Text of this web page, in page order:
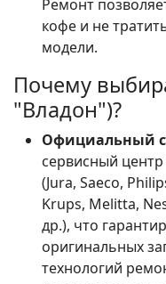
Ремонт
кофе и не
модели.
Почему
"Владон")?
Официальный
сервисный
(Jura, Saeco,
Krups, Melitta,
др.), что
оригинальных
технологий